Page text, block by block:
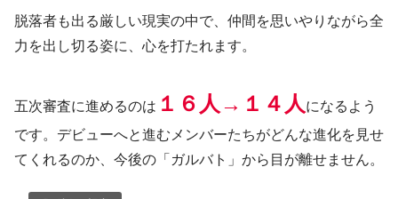
脱落者も出る厳しい現実の中で、仲間を思いやりながら全
力を出し切る姿に、心を打たれます。
五次審査に進めるのは １６人→１４人 になるよう
です。デビューへと進むメンバーたちがどんな進化を見せ
てくれるのか、今後の「ガルバト」から目が離せません。